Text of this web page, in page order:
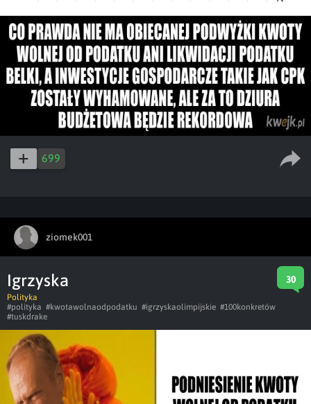
699
ziomek001
Igrzyska 30
Polityka
#polityka #kwotawolnaodpodatku #igrzyskaolimpijskie #100konkretów
#tuskdrake